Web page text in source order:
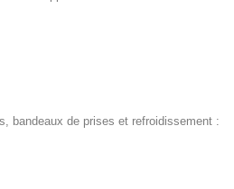
bandeaux de prises et refroidissement :